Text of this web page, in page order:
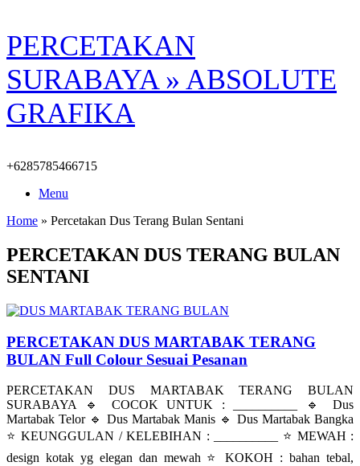
Skip
to
content
PERCETAKAN
SURABAYA » ABSOLUTE
GRAFIKA
+6285785466715
Menu
Home » Percetakan Dus Terang Bulan Sentani
PERCETAKAN DUS TERANG BULAN
SENTANI
PERCETAKAN DUS MARTABAK TERANG
BULAN Full Colour Sesuai Pesanan
PERCETAKAN DUS MARTABAK TERANG BULAN
SURABAYA 🔹 COCOK UNTUK : __________ 🔹 Dus
Martabak Telor 🔹 Dus Martabak Manis 🔹 Dus Martabak Bangka
⭐️ KEUNGGULAN / KELEBIHAN : __________ ⭐️ MEWAH :
design kotak yg elegan dan mewah ⭐️ KOKOH : bahan tebal,